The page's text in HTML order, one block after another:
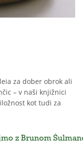
za dober obrok ali
– v naši knjižnici
kot tudi za
z Brunom